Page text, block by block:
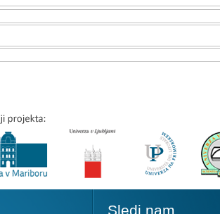
Sledi nam